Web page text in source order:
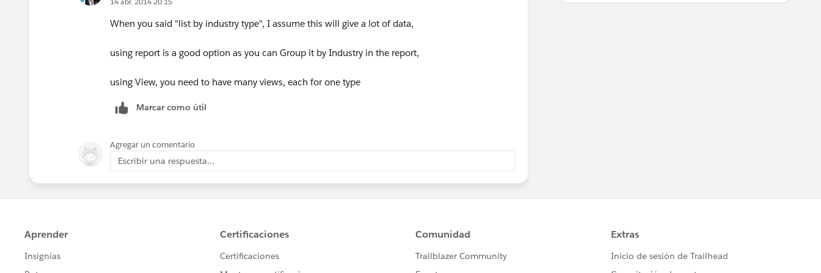
When you said "list by industry type", I assume this will give a lot of data,
using report is a good option as you can Group it by Industry in the report,
using View, you need to have many views, each for one type
Marcar como útil
Agregar un comentario
Escribir una respuesta...